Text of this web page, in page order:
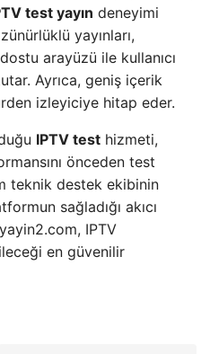
test yayın deneyimi
yayınları,
arayüzü ile kullanıcı
Ayrıca, geniş içerik
izleyiciye hitap eder.
IPTV test hizmeti,
önceden test
teknik destek ekibinin
sağladığı akıcı
IPTV
en güvenilir